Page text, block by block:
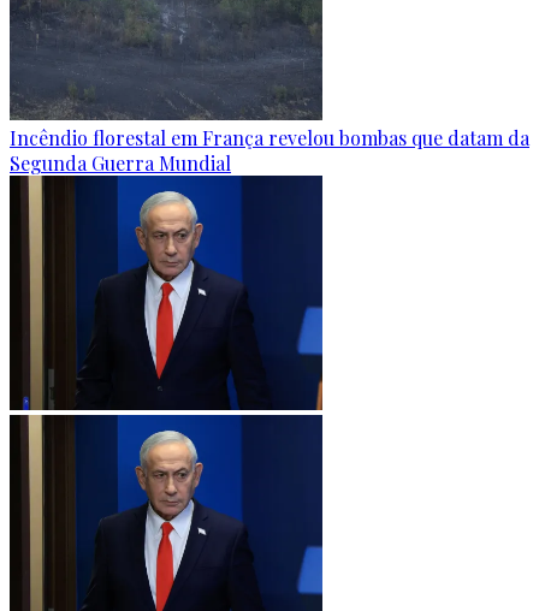
Incêndio florestal em França revelou bombas que datam da
Segunda Guerra Mundial